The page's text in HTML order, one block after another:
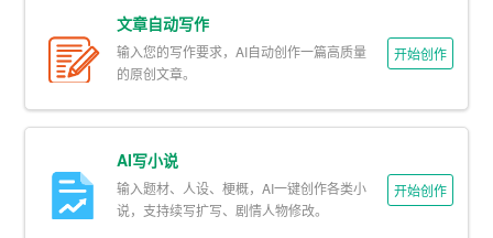
随时随地查看和编辑文档，便于协同工作和数据备份。
6. 个性化定制：AI文档生成器提供了丰富的个性化设置，
进行定制。
二、AI文档生成器的应用场景
1. 企业办公：企业可以使用AI文档生成器制作各种商务文
文章自动写作
输入您的写作要求，AI自动创作一篇高质量
的原创文章。
开始创作
AI写小说
输入题材、人设、梗概，AI一键创作各类小
说，支持续写扩写、剧情人物修改。
开始创作